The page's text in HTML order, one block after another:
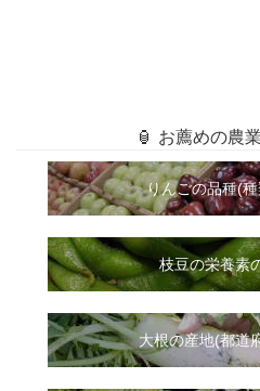
🏮 お薦めの農
りんごの品種(
枝豆の栄養素
大根の産地(都道